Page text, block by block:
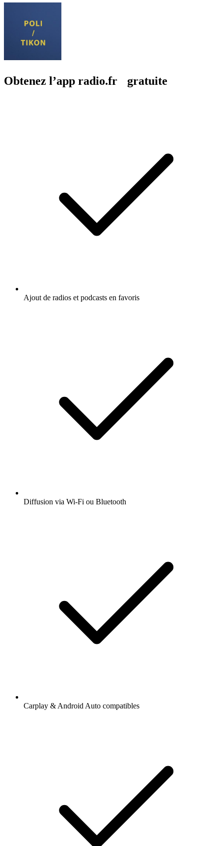
Obtenez l’app radio.fr gratuite
Ajout de radios et podcasts en favoris
Diffusion via Wi-Fi ou Bluetooth
Carplay & Android Auto compatibles